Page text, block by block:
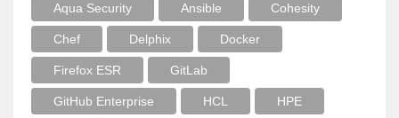
Aqua Security Ansible Cohesity
Chef Delphix Docker
Firefox ESR GitLab
GitHub Enterprise HCL HPE